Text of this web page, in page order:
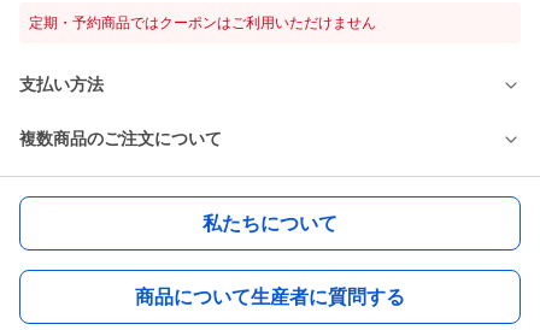
定期・予約商品ではクーポンはご利用いただけません
支払い方法
複数商品のご注文について
私たちについて
商品について生産者に質問する